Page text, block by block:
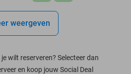
weergeven
wilt reserveren? Selecteer dan
en koop jouw Social Deal